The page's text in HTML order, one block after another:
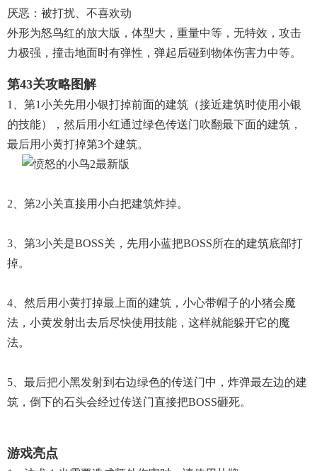
厌恶：被打扰、不喜欢动
外形为怒鸟红的放大版，体型大，重量中等，无特效，攻击
力极强，撞击地面时有弹性，弹起后碰到物体伤害力中等。
第43关攻略图解
1、第1小关先用小银打掉前面的建筑（接近建筑时使用小银
的技能），然后用小红通过绿色传送门吹翻最下面的建筑，
最后用小黄打掉第3个建筑。
2、第2小关直接用小白把建筑炸掉。
3、第3小关是BOSS关，先用小蓝把BOSS所在的建筑底部打
掉。
4、然后用小黄打掉最上面的建筑，小心带帽子的小猪会魔
法，小黄发射出去后尽快使用技能，这样就能躲开它的魔
法。
5、最后把小黑发射到右边绿色的传送门中，炸弹最左边的建
筑，倒下的石头会经过传送门直接把BOSS砸死。
游戏亮点